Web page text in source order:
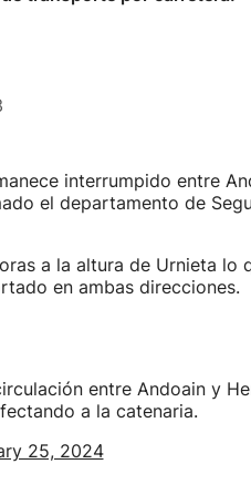
interrumpido entre
el departamento de
a la altura de Urnieta lo
en ambas direcciones.
entre Andoain y
a la catenaria.
25, 2024